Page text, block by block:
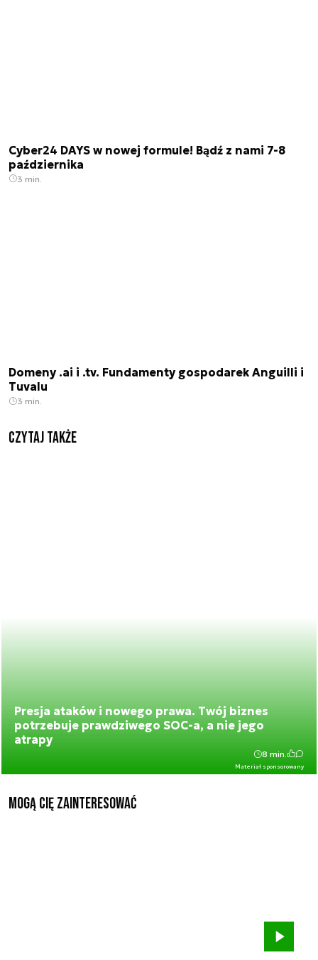
Cyber24 DAYS w nowej formule! Bądź z nami 7-8
października
3 min.
Domeny .ai i .tv. Fundamenty gospodarek Anguilli i
Tuvalu
3 min.
Czytaj także
Presja ataków i nowego prawa. Twój biznes
potrzebuje prawdziwego SOC-a, a nie jego
atrapy
Materiał sponsorowany
8 min.
Mogą Cię zainteresować